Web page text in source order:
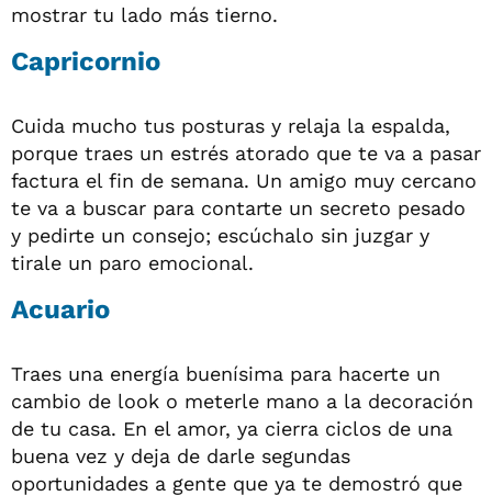
mostrar tu lado más tierno.
Capricornio
Cuida mucho tus posturas y relaja la espalda,
porque traes un estrés atorado que te va a pasar
factura el fin de semana. Un amigo muy cercano
te va a buscar para contarte un secreto pesado
y pedirte un consejo; escúchalo sin juzgar y
tirale un paro emocional.
Acuario
Traes una energía buenísima para hacerte un
cambio de look o meterle mano a la decoración
de tu casa. En el amor, ya cierra ciclos de una
buena vez y deja de darle segundas
oportunidades a gente que ya te demostró que